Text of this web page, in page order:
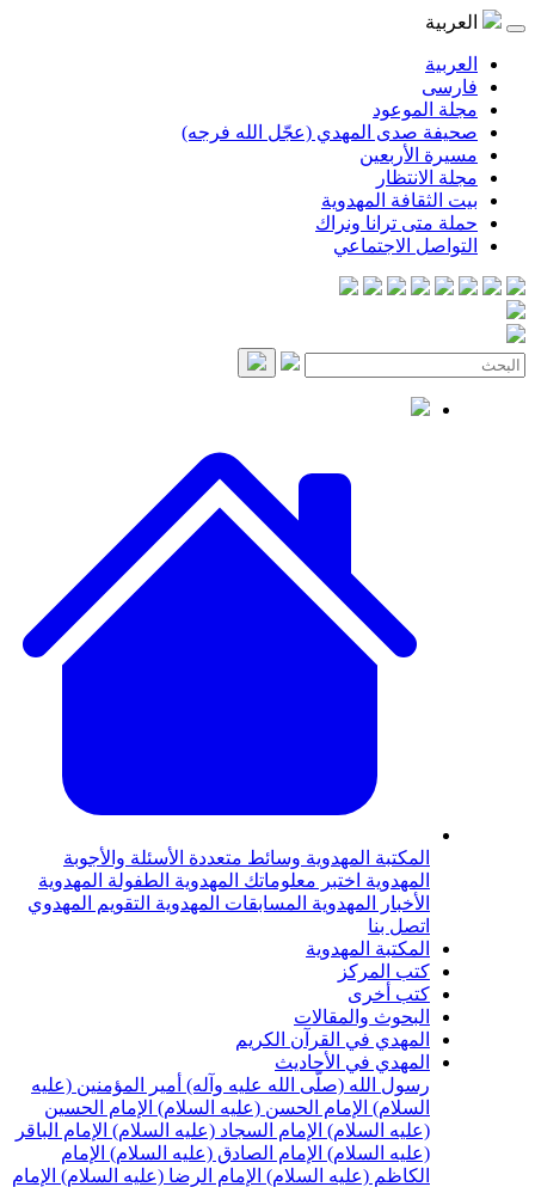
العربية
العربية
فارسی
مجلة الموعود
صحيفة صدى المهدي (عجّل الله فرجه)
مسيرة الأربعين
مجلة الانتظار
بيت الثقافة المهدوية
حملة متى ترانا ونراك
التواصل الاجتماعي
المكتبة المهدوية وسائط متعددة الأسئلة والأجوبة
المهدوية اختبر معلوماتك المهدوية الطفولة المهدوية
الأخبار المهدوية المسابقات المهدوية التقويم المهدوي
اتصل بنا
المكتبة المهدوية
كتب المركز
كتب أخرى
البحوث والمقالات
المهدي في القرآن الكريم
المهدي في الأحاديث
رسول الله (صلّى الله عليه وآله) أمير المؤمنين (عليه
السلام) الإمام الحسن (عليه السلام) الإمام الحسين
(عليه السلام) الإمام السجاد (عليه السلام) الإمام الباقر
(عليه السلام) الإمام الصادق (عليه السلام) الإمام
الكاظم (عليه السلام) الإمام الرضا (عليه السلام) الإمام